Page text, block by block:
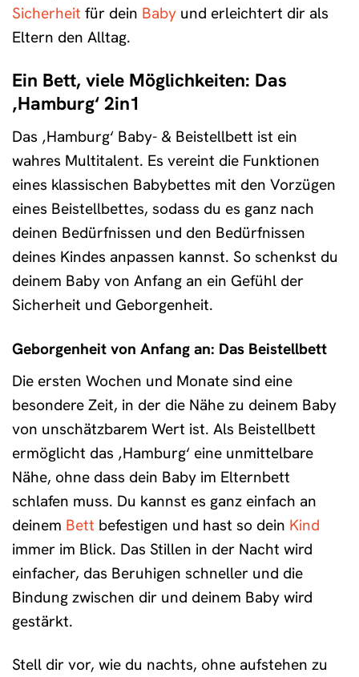
Sicherheit für dein Baby und erleichtert dir als
Eltern den Alltag.
Ein Bett, viele Möglichkeiten: Das
‚Hamburg‘ 2in1
Das ‚Hamburg‘ Baby- & Beistellbett ist ein
wahres Multitalent. Es vereint die Funktionen
eines klassischen Babybettes mit den Vorzügen
eines Beistellbettes, sodass du es ganz nach
deinen Bedürfnissen und den Bedürfnissen
deines Kindes anpassen kannst. So schenkst du
deinem Baby von Anfang an ein Gefühl der
Sicherheit und Geborgenheit.
Geborgenheit von Anfang an: Das Beistellbett
Die ersten Wochen und Monate sind eine
besondere Zeit, in der die Nähe zu deinem Baby
von unschätzbarem Wert ist. Als Beistellbett
ermöglicht das ‚Hamburg‘ eine unmittelbare
Nähe, ohne dass dein Baby im Elternbett
schlafen muss. Du kannst es ganz einfach an
deinem Bett befestigen und hast so dein Kind
immer im Blick. Das Stillen in der Nacht wird
einfacher, das Beruhigen schneller und die
Bindung zwischen dir und deinem Baby wird
gestärkt.
Stell dir vor, wie du nachts, ohne aufstehen zu